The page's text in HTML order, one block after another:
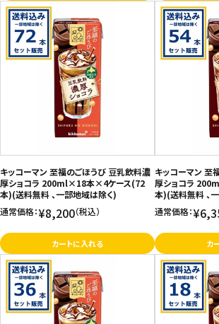
キッコーマン 至福のごほうび 豆乳飲料濃
厚ショコラ 200ml×18本×4ケース(72
本)(送料無料 、一部地域は除く)
通常価格：¥8,200（税込）
カートに入れる
キッコーマン 至
厚ショコラ
本)(送料無料 、
通常価格：
カ